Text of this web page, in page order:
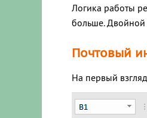
Логика работы
больше. Двойной
Почтовый
На первый